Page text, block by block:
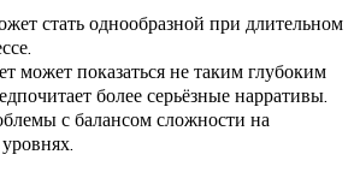
стать однообразной при длительном
может показаться не таким глубоким
более серьёзные нарративы.
с балансом сложности на